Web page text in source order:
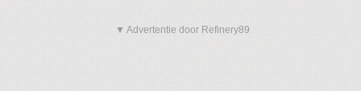
▼ Advertentie door Refinery89